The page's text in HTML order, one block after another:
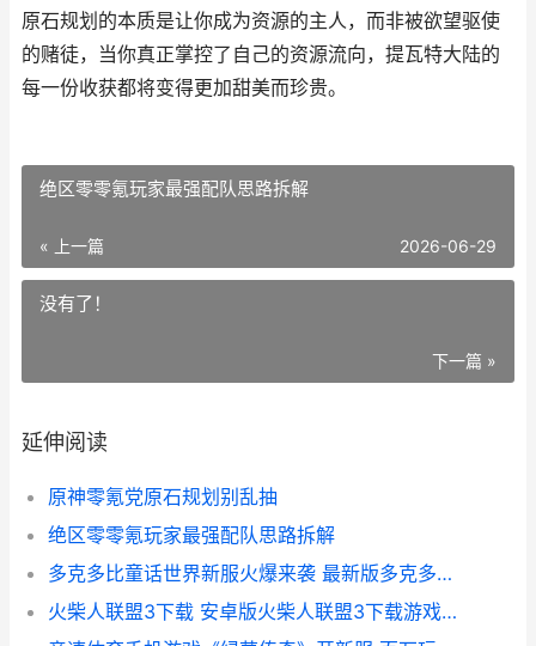
原石规划的本质是让你成为资源的主人，而非被欲望驱使
的赌徒，当你真正掌控了自己的资源流向，提瓦特大陆的
每一份收获都将变得更加甜美而珍贵。
绝区零零氪玩家最强配队思路拆解
« 上一篇 2026-06-29
没有了！
下一篇 »
延伸阅读
原神零氪党原石规划别乱抽
绝区零零氪玩家最强配队思路拆解
多克多比童话世界新服火爆来袭 最新版多克多比童话世界下载一起来了 多克多比多比大全图片
火柴人联盟3下载 安卓版火柴人联盟3下载游戏新鲜地址和方式 火柴人联盟3下一个传说限定角色